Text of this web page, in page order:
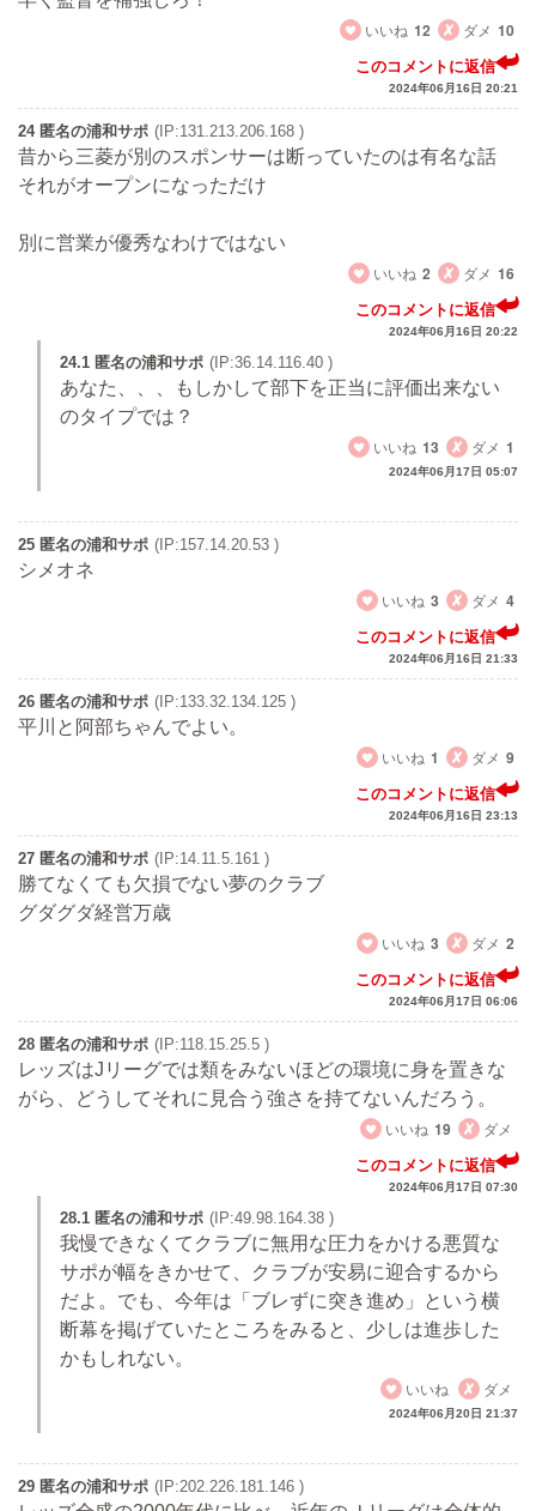
いいね 12 ダメ 10
このコメントに返信
2024年06月16日 20:21
24 匿名の浦和サポ (IP:131.213.206.168 )
昔から三菱が別のスポンサーは断っていたのは有名な話
それがオープンになっただけ
別に営業が優秀なわけではない
いいね 2 ダメ 16
このコメントに返信
2024年06月16日 20:22
24.1 匿名の浦和サポ (IP:36.14.116.40 )
あなた、、、もしかして部下を正当に評価出来ない
のタイプでは？
いいね 13 ダメ 1
2024年06月17日 05:07
25 匿名の浦和サポ (IP:157.14.20.53 )
シメオネ
いいね 3 ダメ 4
このコメントに返信
2024年06月16日 21:33
26 匿名の浦和サポ (IP:133.32.134.125 )
平川と阿部ちゃんでよい。
いいね 1 ダメ 9
このコメントに返信
2024年06月16日 23:13
27 匿名の浦和サポ (IP:14.11.5.161 )
勝てなくても欠損でない夢のクラブ
グダグダ経営万歳
いいね 3 ダメ 2
このコメントに返信
2024年06月17日 06:06
28 匿名の浦和サポ (IP:118.15.25.5 )
レッズはJリーグでは類をみないほどの環境に身を置きな
がら、どうしてそれに見合う強さを持てないんだろう。
いいね 19 ダメ
このコメントに返信
2024年06月17日 07:30
28.1 匿名の浦和サポ (IP:49.98.164.38 )
我慢できなくてクラブに無用な圧力をかける悪質な
サポが幅をきかせて、クラブが安易に迎合するから
だよ。でも、今年は「ブレずに突き進め」という横
断幕を掲げていたところをみると、少しは進歩した
かもしれない。
いいね
ダメ
2024年06月20日 21:37
29 匿名の浦和サポ (IP:202.226.181.146 )